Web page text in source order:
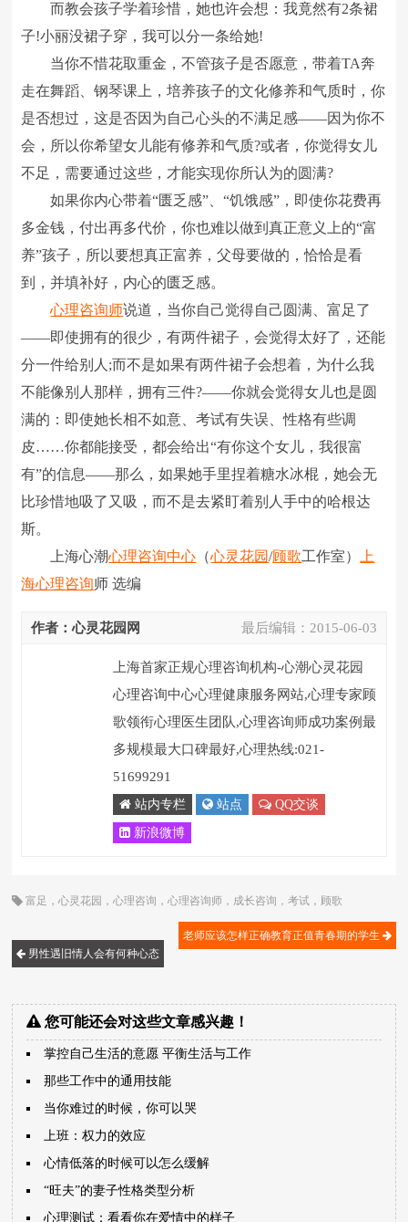
而教会孩子学着珍惜，她也许会想：我竟然有2条裙
子!小丽没裙子穿，我可以分一条给她!
当你不惜花取重金，不管孩子是否愿意，带着TA奔
走在舞蹈、钢琴课上，培养孩子的文化修养和气质时，你
是否想过，这是否因为自己心头的不满足感――因为你不
会，所以你希望女儿能有修养和气质?或者，你觉得女儿
不足，需要通过这些，才能实现你所认为的圆满?
如果你内心带着“匮乏感”、“饥饿感”，即使你花费再
多金钱，付出再多代价，你也难以做到真正意义上的“富
养”孩子，所以要想真正富养，父母要做的，恰恰是看
到，并填补好，内心的匮乏感。
心理咨询师说道，当你自己觉得自己圆满、富足了
――即使拥有的很少，有两件裙子，会觉得太好了，还能
分一件给别人;而不是如果有两件裙子会想着，为什么我
不能像别人那样，拥有三件?――你就会觉得女儿也是圆
满的：即使她长相不如意、考试有失误、性格有些调
皮……你都能接受，都会给出“有你这个女儿，我很富
有”的信息――那么，如果她手里捏着糖水冰棍，她会无
比珍惜地吸了又吸，而不是去紧盯着别人手中的哈根达
斯。
上海心潮心理咨询中心 （心灵花园/顾歌工作室）
上
海心理咨询师 选编
最后编辑： 2015-06-03
作者：心灵花园网
上海首家正规心理咨询机构-心潮心灵花园
心理咨询中心心理健康服务网站,心理专家顾
歌领衔心理医生团队,心理咨询师成功案例最
多规模最大口碑最好,心理热线:021-
51699291
站内专栏 站点 QQ交谈
新浪微博
富足 ，心灵花园 ，心理咨询 ，心理咨询师 ， 成长咨询 ，考试 ， 顾歌
男性遇旧情人会有何种心态
老师应该怎样正确教育正值青春期的学生
您可能还会对这些文章感兴趣！
掌控自己生活的意愿 平衡生活与工作
那些工作中的通用技能
当你难过的时候，你可以哭
上班：权力的效应
心情低落的时候可以怎么缓解
“旺夫”的妻子性格类型分析
心理测试：看看你在爱情中的样子